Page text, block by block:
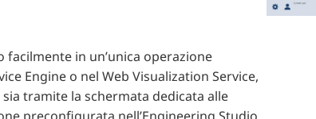
in un’unica operazione
Engine o nel Web Visualization Service,
tramite la schermata dedicata alle
preconfigurata nell’Engineering Studio.